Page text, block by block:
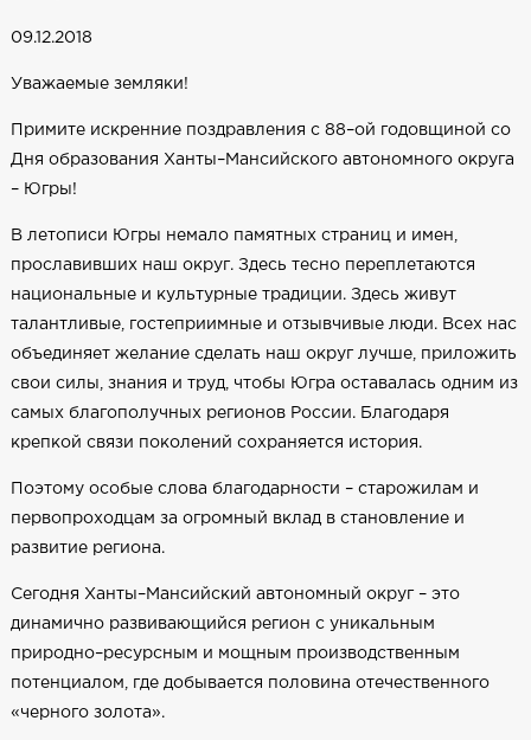
09.12.2018
Уважаемые земляки!
Примите искренние поздравления с 88–ой годовщиной со
Дня образования Ханты–Мансийского автономного округа
– Югры!
В летописи Югры немало памятных страниц и имен,
прославивших наш округ. Здесь тесно переплетаются
национальные и культурные традиции. Здесь живут
талантливые, гостеприимные и отзывчивые люди. Всех нас
объединяет желание сделать наш округ лучше, приложить
свои силы, знания и труд, чтобы Югра оставалась одним из
самых благополучных регионов России. Благодаря
крепкой связи поколений сохраняется история.
Поэтому особые слова благодарности – старожилам и
первопроходцам за огромный вклад в становление и
развитие региона.
Сегодня Ханты–Мансийский автономный округ – это
динамично развивающийся регион с уникальным
природно–ресурсным и мощным производственным
потенциалом, где добывается половина отечественного
«черного золота».